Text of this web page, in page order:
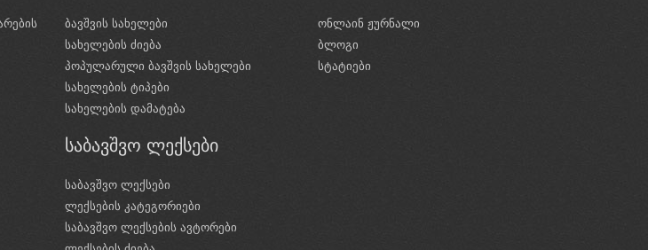
ბავშვის სახელები
სახელების ძიება
პოპულარული ბავშვის სახელები
სახელების ტიპები
სახელების დამატება
საბავშვო ლექსები
საბავშვო ლექსები
ლექსების კატეგორიები
საბავშვო ლექსების ავტორები
ონლაინ ჟურნალი
ბლოგი
სტატიები